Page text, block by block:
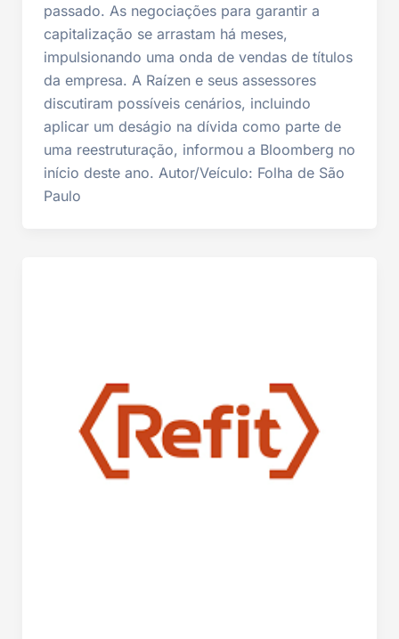
passado. As negociações para garantir a
capitalização se arrastam há meses,
impulsionando uma onda de vendas de títulos
da empresa. A Raízen e seus assessores
discutiram possíveis cenários, incluindo
aplicar um deságio na dívida como parte de
uma reestruturação, informou a Bloomberg no
início deste ano. Autor/Veículo: Folha de São
Paulo